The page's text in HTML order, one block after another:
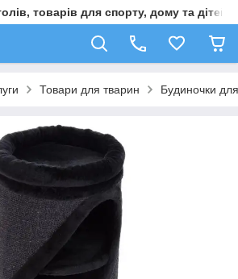
товарів для спорту, дому та дітей
Товари для тварин Будиночки